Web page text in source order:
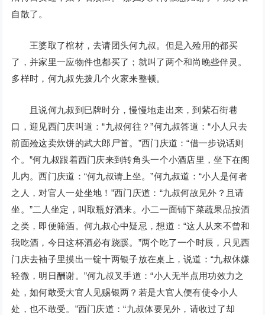
自散了。
王婆取了棺材，去请团头何九叔。但是入殓用的都买
了，并家里一应物件也都买了；就叫了两个和尚晚些伴灵。
多样时，何九叔先拨几个火家来整顿。
且说何九叔到巳牌时分，慢慢地走出来，到紫石街巷
口，迎见西门庆叫道：“九叔何往？”何九叔答道：“小人只去
前面殓这卖炊饼的武大郎尸首。”西门庆道：“借一步说话则
个。”何九叔跟着西门庆来到转角头一个小酒店里，坐下在阁
儿内。西门庆道：“何九叔请上坐。”何九叔道：“小人是何者
之人，对官人一处坐地！”西门庆道：“九叔何故见外？且请
坐。”二人坐定，叫取瓶好酒来。小二一面铺下菜蔬果品按酒
之类，即便筛酒。何九叔心中疑忌，想道：“这人从来不曾和
我吃酒，今日这杯酒必有跷蹊。”两个吃了一个时辰，只见西
门庆去袖子里摸出一锭十两银子放在桌上，说道：“九叔休嫌
轻微，明日酬谢。”何九叔叉手道：“小人无半点用功效力之
处，如何敢受大官人见赐银两？若是大官人便有使令小人
处，也不敢受。”西门庆道：“九叔体要见外，请收过了却